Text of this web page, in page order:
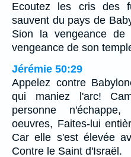
Ecoutez les cris des
sauvent du pays de
Sion la vengeance
vengeance de son
Jérémie 50:29
Appelez contre
qui maniez l'arc!
personne
oeuvres, Faites-lui
Car elle s'est élevée
Contre le Saint d'Israël.